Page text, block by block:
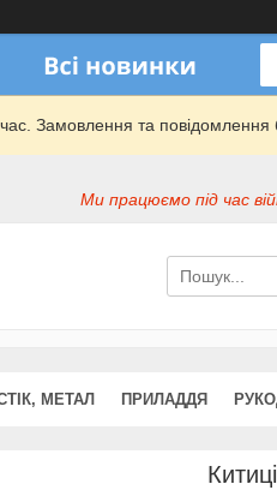
Замовлення та повідомлення
Ми працюємо під час
МЕТАЛ ПРИЛАДДЯ